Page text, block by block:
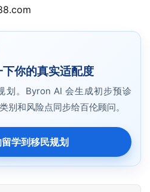
你的真实适配度
划。Byron AI 会生成初步预诊
别和风险点同步给百伦顾问。
学到移民规划